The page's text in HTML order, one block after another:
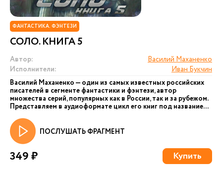
ФАНТАСТИКА. ФЭНТЕЗИ
СОЛО. КНИГА 5
Автор:
Василий Маханенко
Исполнители:
Иван Букчин
Василий Маханенко — один из самых известных российских
писателей в сегменте фантастики и фэнтези, автор
множества серий, популярных как в России, так и за рубежом.
Представляем в аудиоформате цикл его книг под название...
ПОСЛУШАТЬ ФРАГМЕНТ
349 ₽ Купить